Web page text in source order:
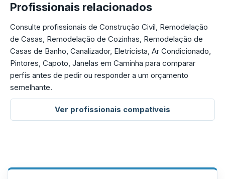
Profissionais relacionados
Consulte profissionais de Construção Civil, Remodelação
de Casas, Remodelação de Cozinhas, Remodelação de
Casas de Banho, Canalizador, Eletricista, Ar Condicionado,
Pintores, Capoto, Janelas em Caminha para comparar
perfis antes de pedir ou responder a um orçamento
semelhante.
Ver profissionais compatíveis